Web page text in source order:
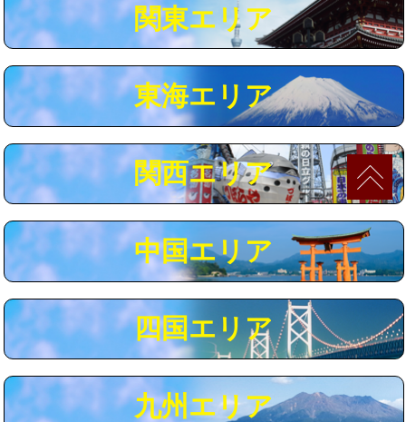
マス交換（深さ50㎝未満） 55,000円
マス交換（深さ50㎝以上） 66,000円
コンクリート斫り（厚さ10㎝まで） 27,500円
コンクリート斫り（厚さ10㎝超え） 38,500円
モルタル補修（厚さ10㎝まで） 27,500円
追加人工 16,500円
※給水管工事は20mmまでの価格です。
関東エリア
東海エリア
関西エリア
中国エリア
四国エリア
九州エリア